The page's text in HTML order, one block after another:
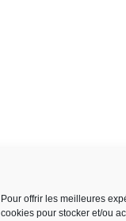
Pour offrir les meilleures
cookies pour stocker et/ou